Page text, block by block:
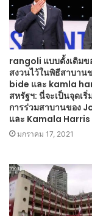
rangoli แบบดั้งเดิมข
สงวนไว้ในพิธีสาบาน
bide และ kamla
สหรัฐฯ: นี่จะเป็นจุดเ
การร่วมสาบานของ
และ Kamala Harris
มกราคม 17, 2021